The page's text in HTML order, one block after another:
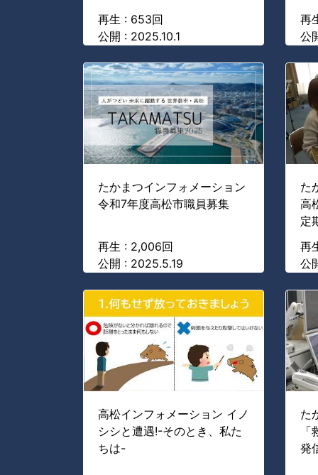
再生 : 653回
公開 : 2025.10.1
再
公
たかまつインフォメーション
令和7年度高松市職員募集
再生 : 2,006回
公開 : 2025.5.19
た
高
定
再
公
高松インフォメーション イノ
シシと遭遇!-そのとき、私た
ちは-
た
発